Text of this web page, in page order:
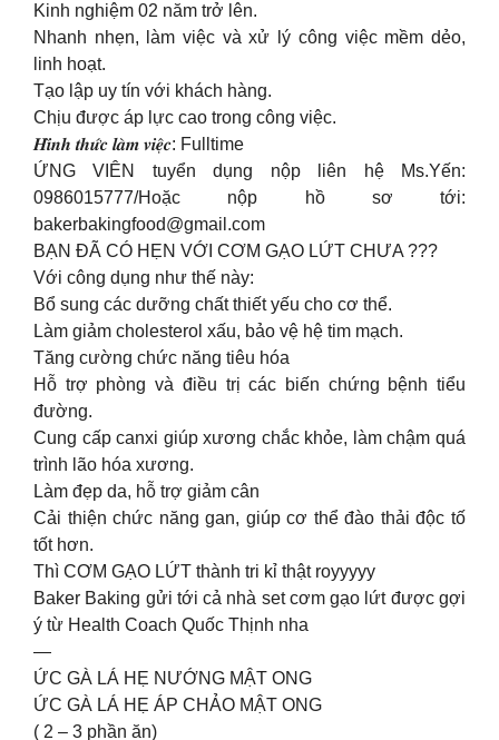
Kinh nghiệm 02 năm trở lên.
Nhanh nhẹn, làm việc và xử lý công việc mềm dẻo,
linh hoạt.
Tạo lập uy tín với khách hàng.
Chịu được áp lực cao trong công việc.
𝑯𝒊̀𝒏𝒉 𝒕𝒉𝒖̛́𝒄 𝒍𝒂̀𝒎 𝒗𝒊𝒆̣̂𝒄: Fulltime
ỨNG VIÊN tuyển dụng nộp liên hệ Ms.Yến:
0986015777/Hoặc nộp hồ sơ tới:
bakerbakingfood@gmail.com
BẠN ĐÃ CÓ HẸN VỚI CƠM GẠO LỨT CHƯA ???
Với công dụng như thế này:
Bổ sung các dưỡng chất thiết yếu cho cơ thể.
Làm giảm cholesterol xấu, bảo vệ hệ tim mạch.
Tăng cường chức năng tiêu hóa
Hỗ trợ phòng và điều trị các biến chứng bệnh tiểu
đường.
Cung cấp canxi giúp xương chắc khỏe, làm chậm quá
trình lão hóa xương.
Làm đẹp da, hỗ trợ giảm cân
Cải thiện chức năng gan, giúp cơ thể đào thải độc tố
tốt hơn.
Thì CƠM GẠO LỨT thành tri kỉ thật royyyyy
Baker Baking gửi tới cả nhà set cơm gạo lứt được gợi
ý từ Health Coach Quốc Thịnh nha
—
ỨC GÀ LÁ HẸ NƯỚNG MẬT ONG
ỨC GÀ LÁ HẸ ÁP CHẢO MẬT ONG
( 2 – 3 phần ăn)